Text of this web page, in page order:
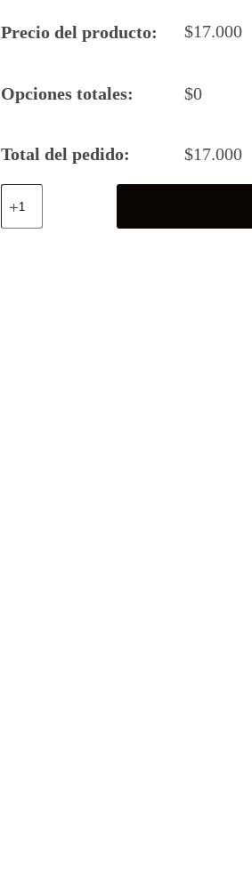
Precio del producto: $17.000
Opciones totales: $0
Total del pedido: $17.000
Cisne
"Hyoga"